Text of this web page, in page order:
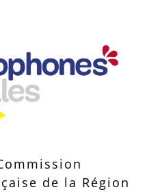
de la Région